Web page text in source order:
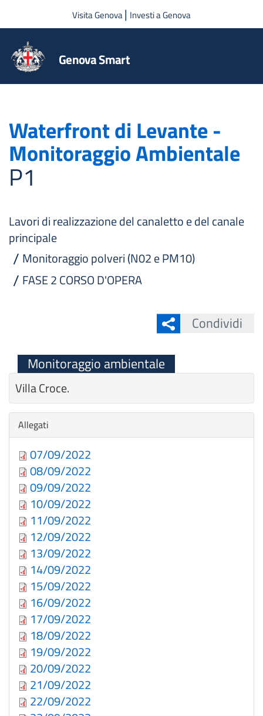
Salta al contenuto principale
Visita Genova| Investi a Genova
Genova Smart
Waterfront di Levante -
Monitoraggio Ambientale
P1
Lavori di realizzazione del canaletto e del canale
principale
Monitoraggio polveri (N02 e PM10)
FASE 2 CORSO D'OPERA
Condividi
Monitoraggio ambientale
Villa Croce.
Nascondi
Allegati
07/09/2022
08/09/2022
09/09/2022
10/09/2022
11/09/2022
12/09/2022
13/09/2022
14/09/2022
15/09/2022
16/09/2022
17/09/2022
18/09/2022
19/09/2022
20/09/2022
21/09/2022
22/09/2022